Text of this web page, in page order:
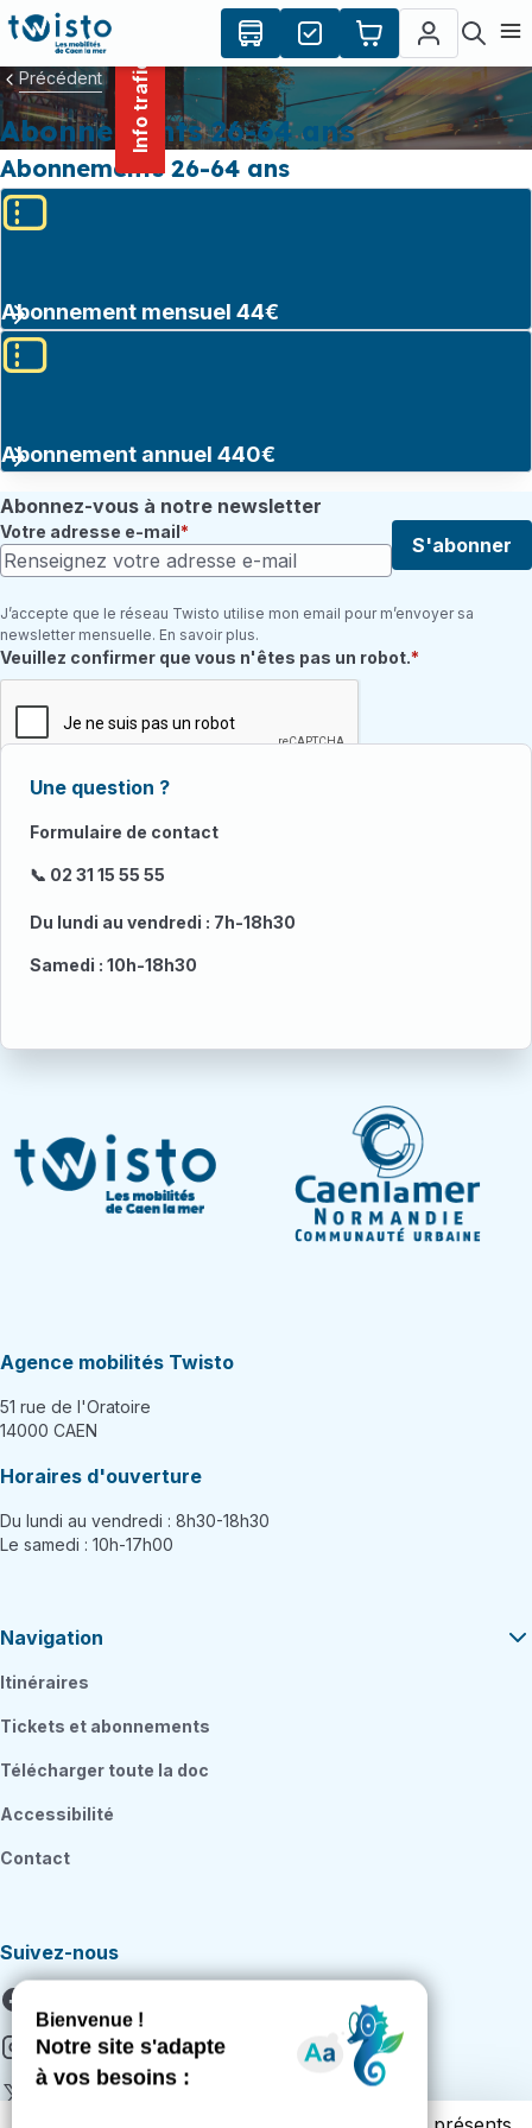
principal
Info trafic
Précédent
Abonnements 26-64 ans
Abonnements 26-64 ans
Abonnement mensuel 44€
Abonnement annuel 440€
Abonnez-vous à notre newsletter
Votre adresse e-mail
S'abonner
J’accepte que le réseau Twisto utilise mon email pour m’envoyer sa
newsletter mensuelle. En savoir plus.
Champ requis
Veuillez confirmer que vous n'êtes pas un robot.
Une question ?
Formulaire de contact
📞 02 31 15 55 55
Du lundi au vendredi : 7h-18h30
Samedi : 10h-18h30
Agence mobilités Twisto
51 rue de l'Oratoire
14000 CAEN
Horaires d'ouverture
Du lundi au vendredi : 8h30-18h30
Le samedi : 10h-17h00
Navigation
Itinéraires
Tickets et abonnements
Télécharger toute la doc
Accessibilité
Contact
Suivez-nous
Instagram
Panneau de gestion des cookies